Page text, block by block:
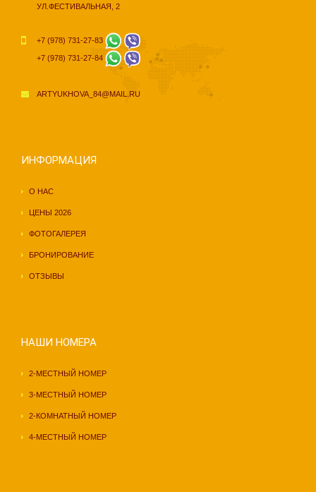
УЛ.ФЕСТИВАЛЬНАЯ, 2
+7 (978) 731-27-83
+7 (978) 731-27-84
ARTYUKHOVA_84@MAIL.RU
ИНФОРМАЦИЯ
О НАС
ЦЕНЫ 2026
ФОТОГАЛЕРЕЯ
БРОНИРОВАНИЕ
ОТЗЫВЫ
НАШИ НОМЕРА
2-МЕСТНЫЙ НОМЕР
3-МЕСТНЫЙ НОМЕР
2-КОМНАТНЫЙ НОМЕР
4-МЕСТНЫЙ НОМЕР